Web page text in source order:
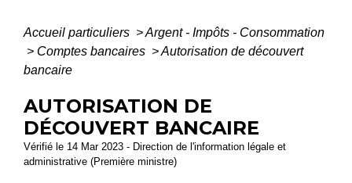
Accueil particuliers >Argent - Impôts - Consommation
> Comptes bancaires >Autorisation de découvert
bancaire
AUTORISATION DE
DÉCOUVERT BANCAIRE
Vérifié le 14 Mar 2023 - Direction de l'information légale et
administrative (Première ministre)